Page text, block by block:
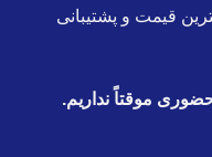
قیمت و پشتیبانی
موقتاً نداریم.